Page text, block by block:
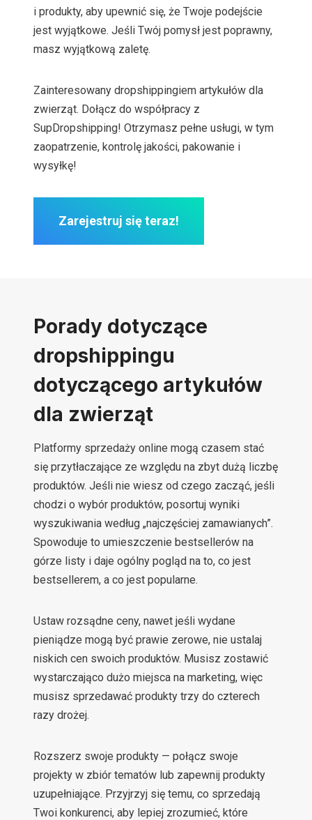
i produkty, aby upewnić się, że Twoje podejście
jest wyjątkowe. Jeśli Twój pomysł jest poprawny,
masz wyjątkową zaletę.
Zainteresowany dropshippingiem artykułów dla
zwierząt. Dołącz do współpracy z
SupDropshipping! Otrzymasz pełne usługi, w tym
zaopatrzenie, kontrolę jakości, pakowanie i
wysyłkę!
Zarejestruj się teraz!
Porady dotyczące
dropshippingu
dotyczącego artykułów
dla zwierząt
Platformy sprzedaży online mogą czasem stać
się przytłaczające ze względu na zbyt dużą liczbę
produktów. Jeśli nie wiesz od czego zacząć, jeśli
chodzi o wybór produktów, posortuj wyniki
wyszukiwania według „najczęściej zamawianych”.
Spowoduje to umieszczenie bestsellerów na
górze listy i daje ogólny pogląd na to, co jest
bestsellerem, a co jest popularne.
Ustaw rozsądne ceny, nawet jeśli wydane
pieniądze mogą być prawie zerowe, nie ustalaj
niskich cen swoich produktów. Musisz zostawić
wystarczająco dużo miejsca na marketing, więc
musisz sprzedawać produkty trzy do czterech
razy drożej.
Rozszerz swoje produkty — połącz swoje
projekty w zbiór tematów lub zapewnij produkty
uzupełniające. Przyjrzyj się temu, co sprzedają
Twoi konkurenci, aby lepiej zrozumieć, które